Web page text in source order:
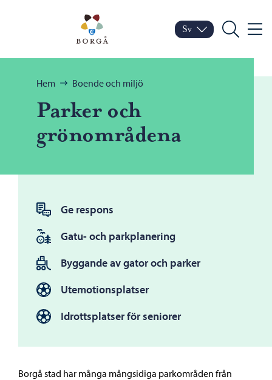
Porvoo – Gå till
Byt språk
Nuvarande språk:
Sv
Sök Meny
Bläddra:
Hem Boende och miljö
Parker och
grönområdena
Ge respons
Gatu- och parkplanering
Byggande av gator och parker
Utemotionsplatser
Idrottsplatser för seniorer
Borgå stad har många mångsidiga parkområden från